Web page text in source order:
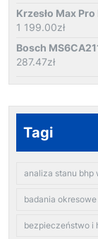
Krzesło Max Pro
1 199.00zł
Bosch
287.47zł
Tagi
analiza stanu bhp
badania
bezpieczeństwo i